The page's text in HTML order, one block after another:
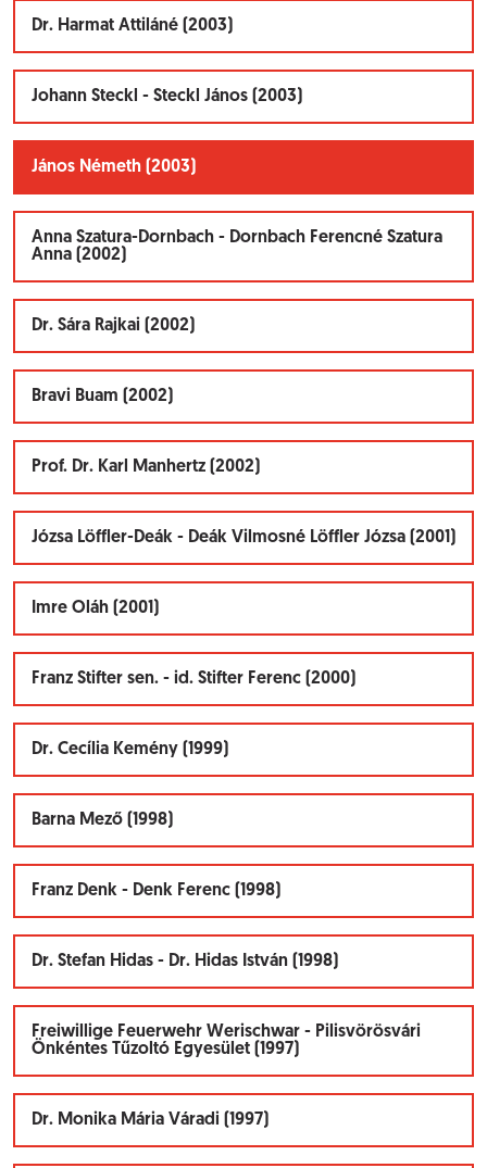
Dr. Harmat Attiláné (2003)
Johann Steckl - Steckl János (2003)
János Németh (2003)
Anna Szatura-Dornbach - Dornbach Ferencné Szatura
Anna (2002)
Dr. Sára Rajkai (2002)
Bravi Buam (2002)
Prof. Dr. Karl Manhertz (2002)
Józsa Löffler-Deák - Deák Vilmosné Löffler Józsa (2001)
Imre Oláh (2001)
Franz Stifter sen. - id. Stifter Ferenc (2000)
Dr. Cecília Kemény (1999)
Barna Mező (1998)
Franz Denk - Denk Ferenc (1998)
Dr. Stefan Hidas - Dr. Hidas István (1998)
Freiwillige Feuerwehr Werischwar - Pilisvörösvári
Önkéntes Tűzoltó Egyesület (1997)
Dr. Monika Mária Váradi (1997)